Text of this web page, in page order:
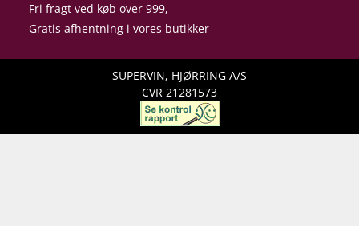
Fri fragt ved køb over 999,-
Gratis afhentning i vores butikker
SUPERVIN, HJØRRING A/S
CVR 21281573